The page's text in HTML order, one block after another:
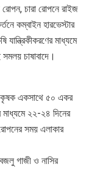
চারা রোপনে রাইজ
কম্বাইন হারভেস্টার
মাধ্যমে
চাষাবাদে।
কৃষক একসাথে ৫০ একর
২২-২৪ দিনের
সময় এলাকার
গাজী ও নাসির